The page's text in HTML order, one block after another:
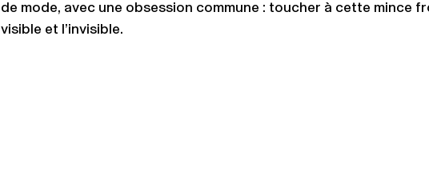
de mode, avec une obsession commune : toucher à cette mince
visible et l’invisible.